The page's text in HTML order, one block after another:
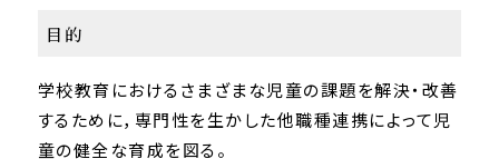
目的
学校教育におけるさまざまな児童の課題を解決・改善
するために，専門性を生かした他職種連携によって児
童の健全な育成を図る。